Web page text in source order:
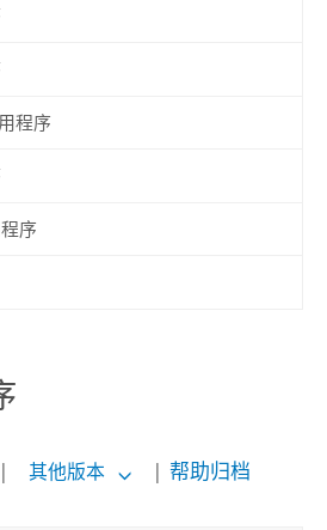
程序
序
其他版本 帮助归档